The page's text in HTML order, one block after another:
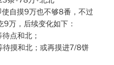
自摸9万也不够8番，不过
万，后续变化如下：
点和北；
摸和北；或再摸进7/8饼